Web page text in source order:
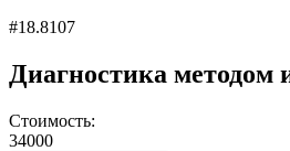
#18.8107
Диагностика методом
Стоимость:
34000